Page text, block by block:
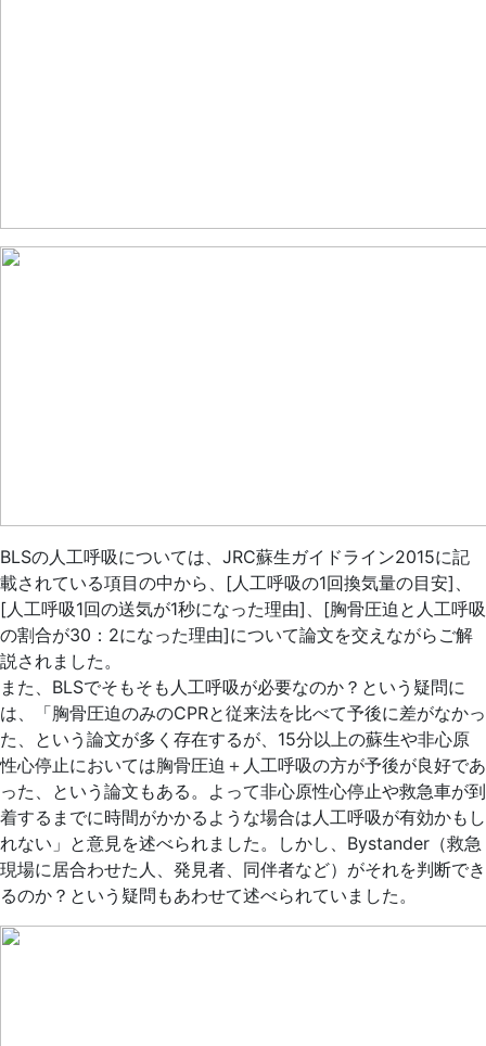
BLSの人工呼吸については、JRC蘇生ガイドライン2015に記
載されている項目の中から、[人工呼吸の1回換気量の目安]、
[人工呼吸1回の送気が1秒になった理由]、[胸骨圧迫と人工呼吸
の割合が30：2になった理由]について論文を交えながらご解
説されました。
また、BLSでそもそも人工呼吸が必要なのか？という疑問に
は、「胸骨圧迫のみのCPRと従来法を比べて予後に差がなかっ
た、という論文が多く存在するが、15分以上の蘇生や非心原
性心停止においては胸骨圧迫＋人工呼吸の方が予後が良好であ
った、という論文もある。よって非心原性心停止や救急車が到
着するまでに時間がかかるような場合は人工呼吸が有効かもし
れない」と意見を述べられました。しかし、Bystander（救急
現場に居合わせた人、発見者、同伴者など）がそれを判断でき
るのか？という疑問もあわせて述べられていました。